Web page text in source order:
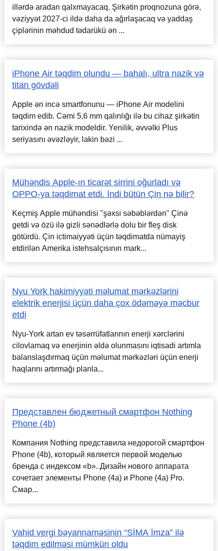
illərdə aradan qalxmayacaq. Şirkətin proqnozuna görə,
vəziyyət 2027-ci ildə daha da ağırlaşacaq və yaddaş
çiplərinin məhdud tədarükü ən ...
iPhone Air təqdim olundu — bahalı, ultra nazik və
titan gövdəli
Apple ən incə smartfonunu — iPhone Air modelini
təqdim edib. Cəmi 5,6 mm qalınlığı ilə bu cihaz şirkətin
tarixində ən nazik modeldir. Yenilik, əvvəlki Plus
seriyasını əvəzləyir, lakin bəzi ...
Mühəndis Apple-ın ticarət sirrini oğurladı və
OPPO-ya təqdimat etdi. İndi bütün Çin nə bilir?
Keçmiş Apple mühəndisi "şəxsi səbəblərdən" Çinə
getdi və özü ilə gizli sənədlərlə dolu bir fleş disk
götürdü. Çin ictimaiyyəti üçün təqdimatda nümayiş
etdirilən Amerika istehsalçısının mark...
Nyu York hakimiyyəti məlumat mərkəzlərini
elektrik enerjisi üçün daha çox ödəməyə məcbur
etdi
Nyu-York artan ev təsərrüfatlarının enerji xərclərini
cilovlamaq və enerjinin əldə olunmasını iqtisadi artımla
balanslaşdırmaq üçün məlumat mərkəzləri üçün enerji
haqlarını artırmağı planla...
Представлен бюджетный смартфон Nothing
Phone (4b)
Компания Nothing представила недорогой смартфон
Phone (4b), который является первой моделью
бренда с индексом «b». Дизайн нового аппарата
сочетает элементы Phone (4a) и Phone (4a) Pro.
Смар...
Vahid vergi bəyannaməsinin “SİMA İmza” ilə
təqdim edilməsi mümkün oldu